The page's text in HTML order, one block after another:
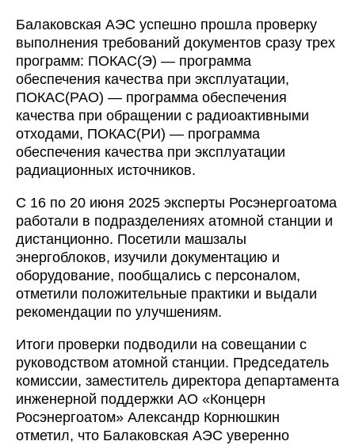
Балаковская АЭС успешно прошла проверку
выполнения требований документов сразу трех
программ: ПОКАС(Э) — программа
обеспечения качества при эксплуатации,
ПОКАС(РАО) — программа обеспечения
качества при обращении с радиоактивными
отходами, ПОКАС(РИ) — программа
обеспечения качества при эксплуатации
радиационных источников.
С 16 по 20 июня 2025 эксперты Росэнергоатома
работали в подразделениях атомной станции и
дистанционно. Посетили машзалы
энергоблоков, изучили документацию и
оборудование, пообщались с персоналом,
отметили положительные практики и выдали
рекомендации по улучшениям.
Итоги проверки подводили на совещании с
руководством атомной станции. Председатель
комиссии, заместитель директора департамента
инженерной поддержки АО «Концерн
Росэнергоатом» Александр Корнюшкин
отметил, что Балаковская АЭС уверенно